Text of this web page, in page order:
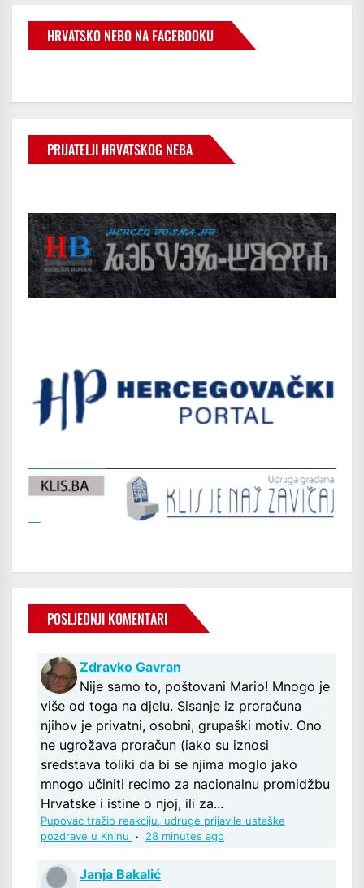
HRVATSKO NEBO NA FACEBOOKU
PRIJATELJI HRVATSKOG NEBA
POSLJEDNJI KOMENTARI
Zdravko Gavran
Nije samo to, poštovani Mario! Mnogo je
više od toga na djelu. Sisanje iz proračuna
njihov je privatni, osobni, grupaški motiv. Ono
ne ugrožava proračun (iako su iznosi
sredstava toliki da bi se njima moglo jako
mnogo učiniti recimo za nacionalnu promidžbu
Hrvatske i istine o njoj, ili za...
Pupovac tražio reakciju, udruge prijavile ustaške
pozdrave u Kninu
· 28 minutes ago
Janja Bakalić